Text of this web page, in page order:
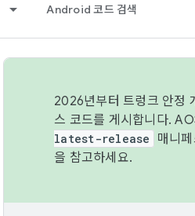
Android 코드 검색
2026년부터 트렁크 안정
스 코드를 게시합니다.
latest-release
매니
을 참고하세요.